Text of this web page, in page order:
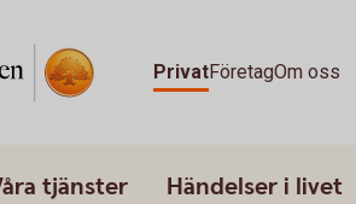
PrivatFöretagOm oss
tjänster Händelser i livet